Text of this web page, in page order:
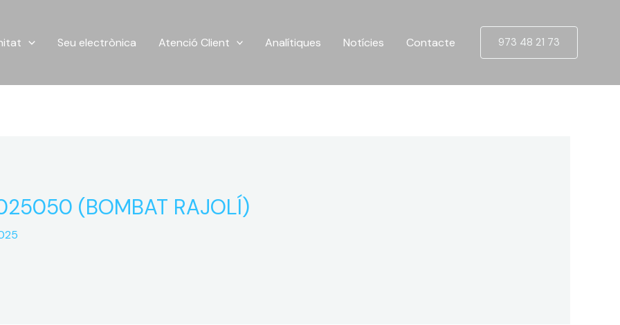
Seu electrònica Atenció Client Analítiques Notícies Contacte 973 48 21 73
(BOMBAT RAJOLÍ)